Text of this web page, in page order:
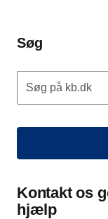
Søg
Søg på kb.dk
Kontakt os
hjælp